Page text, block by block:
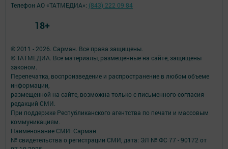
© 2011 - 2026. Сарман. Все права защищены.
© ТАТМЕДИА. Все материалы, размещенные на сайте, защищены
законом.
Перепечатка, воспроизведение и распространение в любом объеме
информации,
размещенной на сайте, возможна только с письменного согласия
редакций СМИ.
При поддержке Республиканского агентства по печати и массовым
коммуникациям.
Наименование СМИ: Сарман
№ свидетельства о регистрации СМИ, дата: ЭЛ № ФС 77 - 90172 от
Телефон АО «ТАТМЕДИА»: (843) 222 09 84
18+